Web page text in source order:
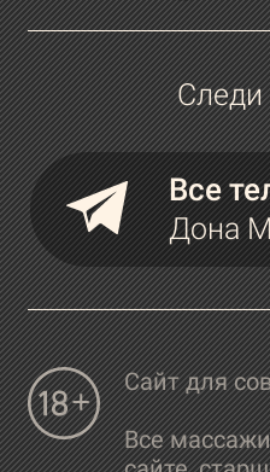
Следи
Все
Дона
Сайт для
Все